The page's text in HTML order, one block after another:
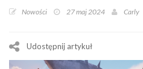
Nowości 27 maj 2024 Carly
Udostępnij artykuł